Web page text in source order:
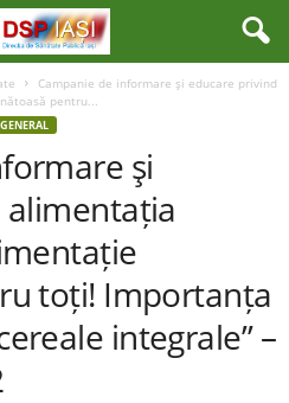
Campanie de informare şi educare privind
pentru...
GENERAL
şi
toți! Importanța
integrale” –